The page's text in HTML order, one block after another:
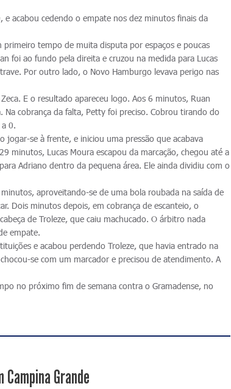
acabou cedendo o empate nos dez minutos finais da
tempo de muita disputa por espaços e poucas
foi ao fundo pela direita e cruzou na medida para Lucas
Por outro lado, o Novo Hamburgo levava perigo nas
E o resultado apareceu logo. Aos 6 minutos, Ruan
cobrança da falta, Petty foi preciso. Cobrou tirando do
0.
jogar-se à frente, e iniciou uma pressão que acabava
minutos, Lucas Moura escapou da marcação, chegou até a
Adriano dentro da pequena área. Ele ainda dividiu com o
aproveitando-se de uma bola roubada na saída de
Dois minutos depois, em cobrança de escanteio, o
de Troleze, que caiu machucado. O árbitro nada
empate.
e acabou perdendo Troleze, que havia entrado na
se com um marcador e precisou de atendimento. A
no próximo fim de semana contra o Gramadense, no
Grande